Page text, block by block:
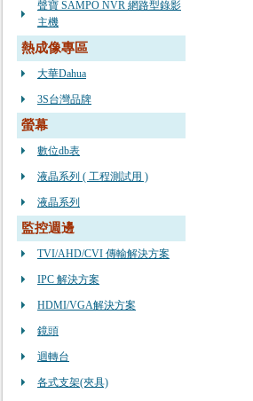
聲寶 SAMPO NVR 網路型錄影
主機
熱成像專區
大華Dahua
3S台灣品牌
螢幕
數位db表
液晶系列 ( 工程測試用 )
液晶系列
監控週邊
TVI/AHD/CVI 傳輸解決方案
IPC 解決方案
HDMI/VGA解決方案
鏡頭
迴轉台
各式支架(夾具)